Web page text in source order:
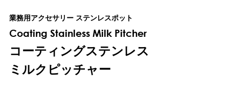
業務用アクセサリー ステンレスポット
Coating Stainless Milk Pitcher
コーティングステンレス
ミルクピッチャー